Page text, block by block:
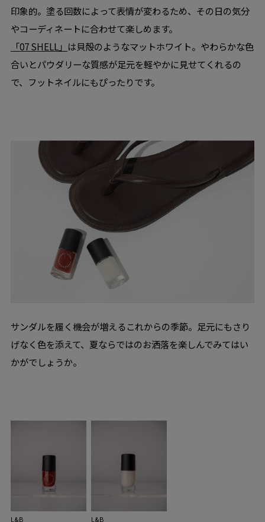
印象的。塗る回数によって表情が変わるため、その日の気分
やコーディネートに合わせて楽しめます。
「07 SHELL」 は貝殻のようなマットホワイト。やわらかな色
合いとパウダリーな質感が足元を軽やかに見せてくれるの
で、フットネイルにもぴったりです。
サンダルを履く機会が増えるこれからの季節。足元にもさり
げなく色を添えて、夏ならではのお洒落を楽しんでみてはい
かがでしょうか。
L&B L&B